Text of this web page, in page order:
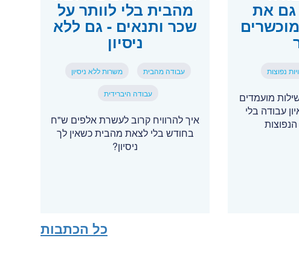
גם את
נפוצות
מועמדים
עבודה בלי
מהבית בלי לוותר על
שכר ותנאים - גם ללא
ניסיון
עבודה מהבית משרות ללא ניסיון
עבודה היברידית
איך להרוויח קרוב לעשרת אלפים ש"ח
בחודש בלי לצאת מהבית כשאין לך
ניסיון?
כל הכתבות